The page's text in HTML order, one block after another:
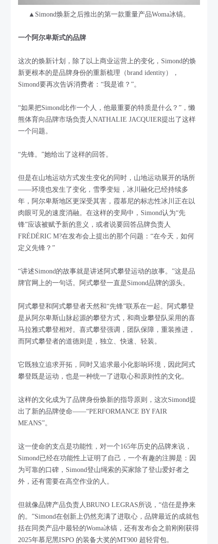
▲Simond焕新之后推出的第一款重量产品Woma冰镐。
一个阿尔卑斯式的品牌
这次的焕新计划，除了以上商业运营上的变化，Simond的焕
新更根本的是品牌身份的重新梳理（brand identity），
Simond要再次告诉消费者：“我是谁？”。
“如果把Simond比作一个人，他最重要的特质是什么？”，懒
熊体育向品牌市场负责人NATHALIE JACQUIER提出了这样
一个问题。
“先锋。”她给出了这样的回答。
但是在山地运动方式发生变化的同时，山地运动展开的场所
——环境也发生了变化，雪季变短，冰川融化已经持续多
年，阿尔卑斯地区更深受其害，霞慕尼的标志性冰川正在以
肉眼可见的速度消融。在这样的变局中，Simond认为“先
锋”应该被赋予新的意义，或者说要回答品牌负责人
FRÉDÉRIC M?在发布会上提出的那个问题：“在今天，如何
定义先锋？”
“讲述Simond的故事就是讲述阿式攀登运动的故事。”这是品
牌官网上的一句话。阿式攀登一直是Simond品牌的源头。
阿式攀登和阿式攀登者天然和“先锋”联系在一起。阿式攀登
是从阿尔卑斯山脉起源的攀登方式，和商业攀登队采用的喜
马拉雅式攀登相对。喜式攀登强调，团队保障，重装推进，
而阿式攀登者的道德则是，独立、快速、轻装。
它既独立追求开拓，同时又追求最小化影响环境，因此阿式
攀登既是运动，也是一种统一了进取心和原则性的文化。
这样的文化成为了品牌身份焕新的指导原则，这次Simond提
出了新的品牌使命——“PERFORMANCE BY FAIR
MEANS”。
这一使命的支点是功能性，对一个165年历史的品牌来说，
Simond已经在功能性上证明了自己，一个有趣的注脚是：因
为可靠的口碑，Simond登山绳索的买家除了登山爱好者之
外，还有需要在高空作业的人。
但就像品牌产品负责人BRUNO LEGRAS所说，“信任是挣来
的。”Simond在创新上仍然充满了进取心，品牌最近的成就包
括在同类产品中最轻的Woma冰镐，还有发布会之前刚刚获得
2025年慕尼黑ISPO 的装备大奖的MT900 超轻背包。